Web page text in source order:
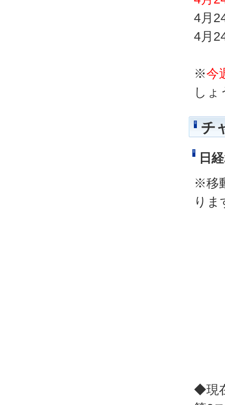
4月
4月
※今
しょ
チ
日
※移
りま
◆現